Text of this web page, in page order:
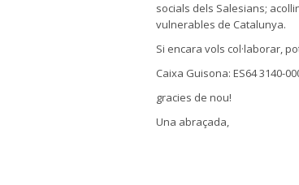
socials dels Salesians;
vulnerables de Catalunya.
Si encara vols col·laborar,
Caixa Guisona: ES64 3140-
gracies de nou!
Una abraçada,